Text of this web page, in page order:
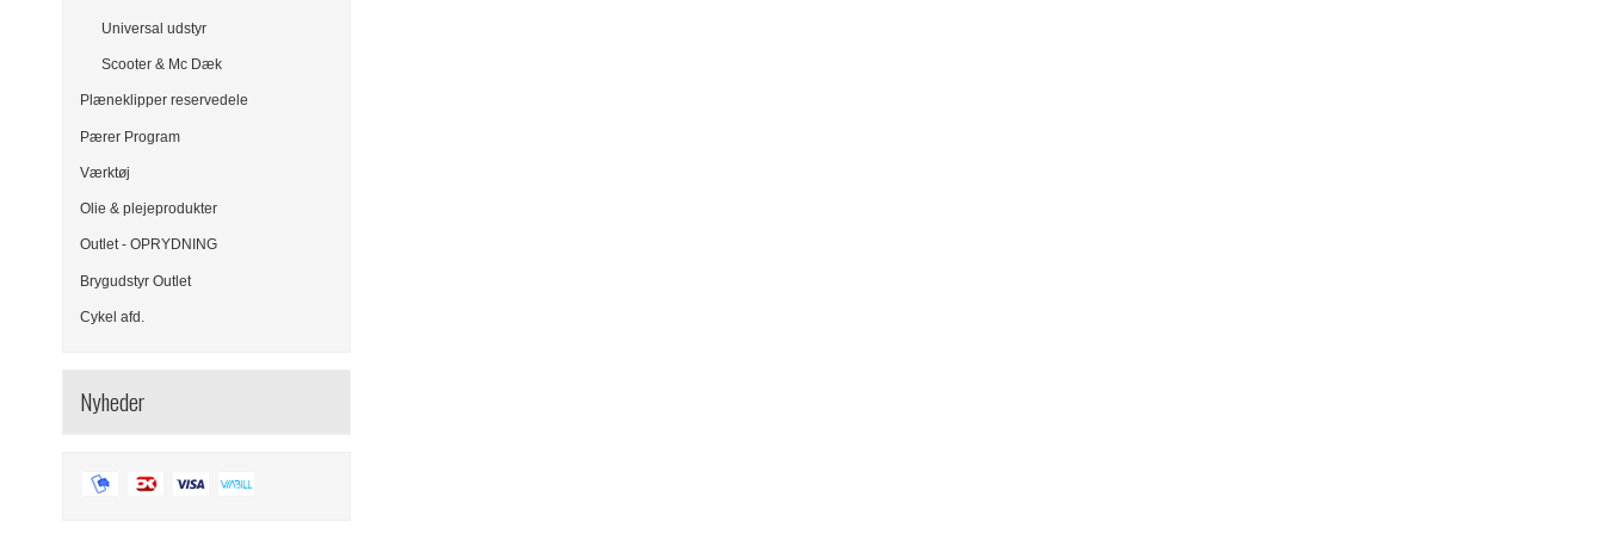
Universal udstyr
Scooter & Mc Dæk
Plæneklipper reservedele
Pærer Program
Værktøj
Olie & plejeprodukter
Outlet - OPRYDNING
Brygudstyr Outlet
Cykel afd.
Nyheder